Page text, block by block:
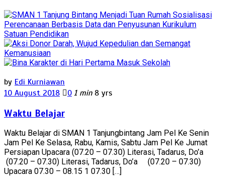
by Edi Kurniawan
10 August 2018
0 1 min 8 yrs
Waktu Belajar
Waktu Belajar di SMAN 1 Tanjungbintang Jam Pel Ke Senin
Jam Pel Ke Selasa, Rabu, Kamis, Sabtu Jam Pel Ke Jumat
Persiapan Upacara (07.20 – 07.30) Literasi, Tadarus, Do’a
(07.20 – 07.30) Literasi, Tadarus, Do’a (07.20 – 07.30)
Upacara 07.30 – 08.15 1 07.30 […]